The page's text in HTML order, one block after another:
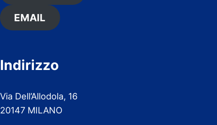
EMAIL
Indirizzo
Via Dell’Allodola, 16
20147 MILANO